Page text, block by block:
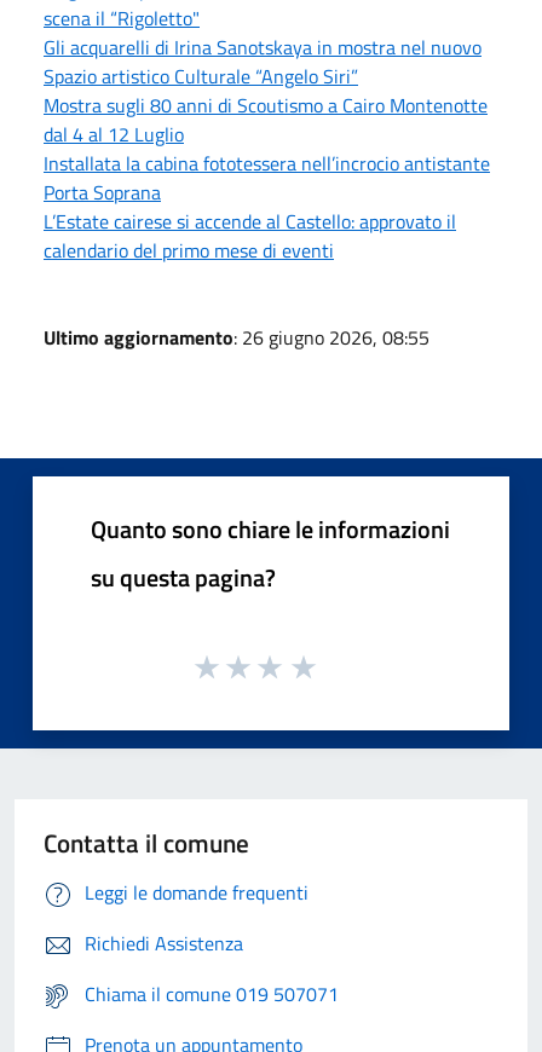
scena il “Rigoletto"
Gli acquarelli di Irina Sanotskaya in mostra nel nuovo
Spazio artistico Culturale “Angelo Siri”
Mostra sugli 80 anni di Scoutismo a Cairo Montenotte
dal 4 al 12 Luglio
Installata la cabina fototessera nell’incrocio antistante
Porta Soprana
L’Estate cairese si accende al Castello: approvato il
calendario del primo mese di eventi
Ultimo aggiornamento: 26 giugno 2026, 08:55
Quanto sono chiare le informazioni
su questa pagina?
Contatta il comune
Leggi le domande frequenti
Richiedi Assistenza
Chiama il comune 019 507071
Prenota un appuntamento